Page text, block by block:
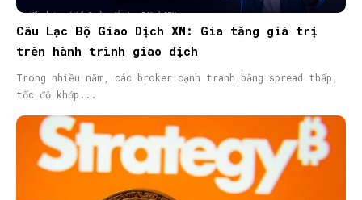
Câu Lạc Bộ Giao Dịch XM: Gia tăng giá trị
trên hành trình giao dịch
Trong nhiều năm, các broker cạnh tranh bằng spread thấp,
tốc độ khớp...